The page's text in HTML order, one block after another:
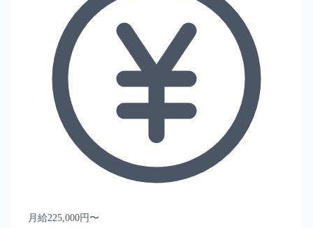
月給225,000円〜